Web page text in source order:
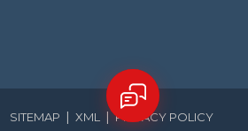
SITEMAP | XML |PRIVACY POLICY